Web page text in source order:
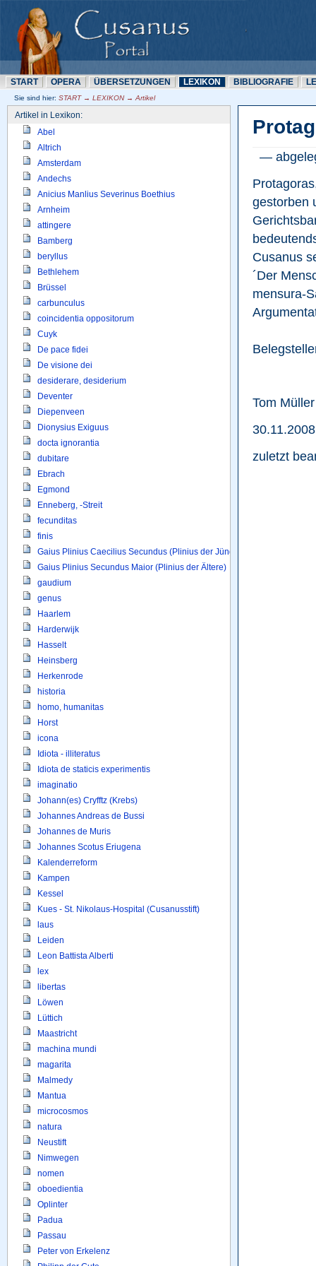
START OPERA ÜBERSETZUNN LEXIKON BIBLIOGRAFIE
Sie sind hier: START → LEXIKON → Artikel
Artikel in Lexikon:
Abel
Altrich
Amsterdam
Andechs
Anicius Manlius Severinus Boethius
Arnheim
attingere
Bamberg
beryllus
Bethlehem
Brüssel
carbunculus
coincidentia oppositorum
Cuyk
De pace fidei
De visione dei
desiderare, desiderium
Deventer
Diepenveen
Dionysius Exiguus
docta ignorantia
dubitare
Ebrach
Egmond
Enneberg, -Streit
fecunditas
finis
Gaius Plinius Caecilius Secundus (Plinius der Jüngere)
Gaius Plinius Secundus Maior (Plinius der Ältere)
gaudium
genus
Haarlem
Harderwijk
Hasselt
Heinsberg
Herkenrode
historia
homo, humanitas
Horst
icona
Idiota - illiteratus
Idiota de staticis experimentis
imaginatio
Johann(es) Cryfftz (Krebs)
Johannes Andreas de Bussi
Johannes de Muris
Johannes Scotus Eriugena
Kalenderreform
Kampen
Kessel
Kues - St. Nikolaus-Hospital (Cusanusstift)
laus
Leiden
Leon Battista Alberti
lex
libertas
Löwen
Lüttich
Maastricht
machina mundi
magarita
Malmedy
Mantua
microcosmos
natura
Neustift
Nimwegen
nomen
oboedientia
Oplinter
Padua
Passau
Peter von Erkelenz
—
gestorben
Cusanus
´Der
mensura-
Tom Müller
30.11.2008
zuletzt